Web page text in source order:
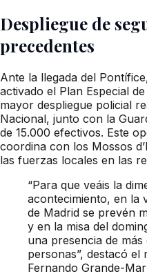
Despliegue de
precedentes
Ante la llegada del
activado el Plan Especial
mayor despliegue policial
Nacional, junto con la
de 15.000 efectivos. Este
coordina con los Mossos
las fuerzas locales en las
“Para que veáis la
acontecimiento, en la
de Madrid se prevén
y en la misa del
una presencia de
personas”, destacó el
Fernando Grande-